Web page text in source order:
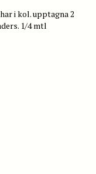
har i kol. upptagna 2
1/4 mtl